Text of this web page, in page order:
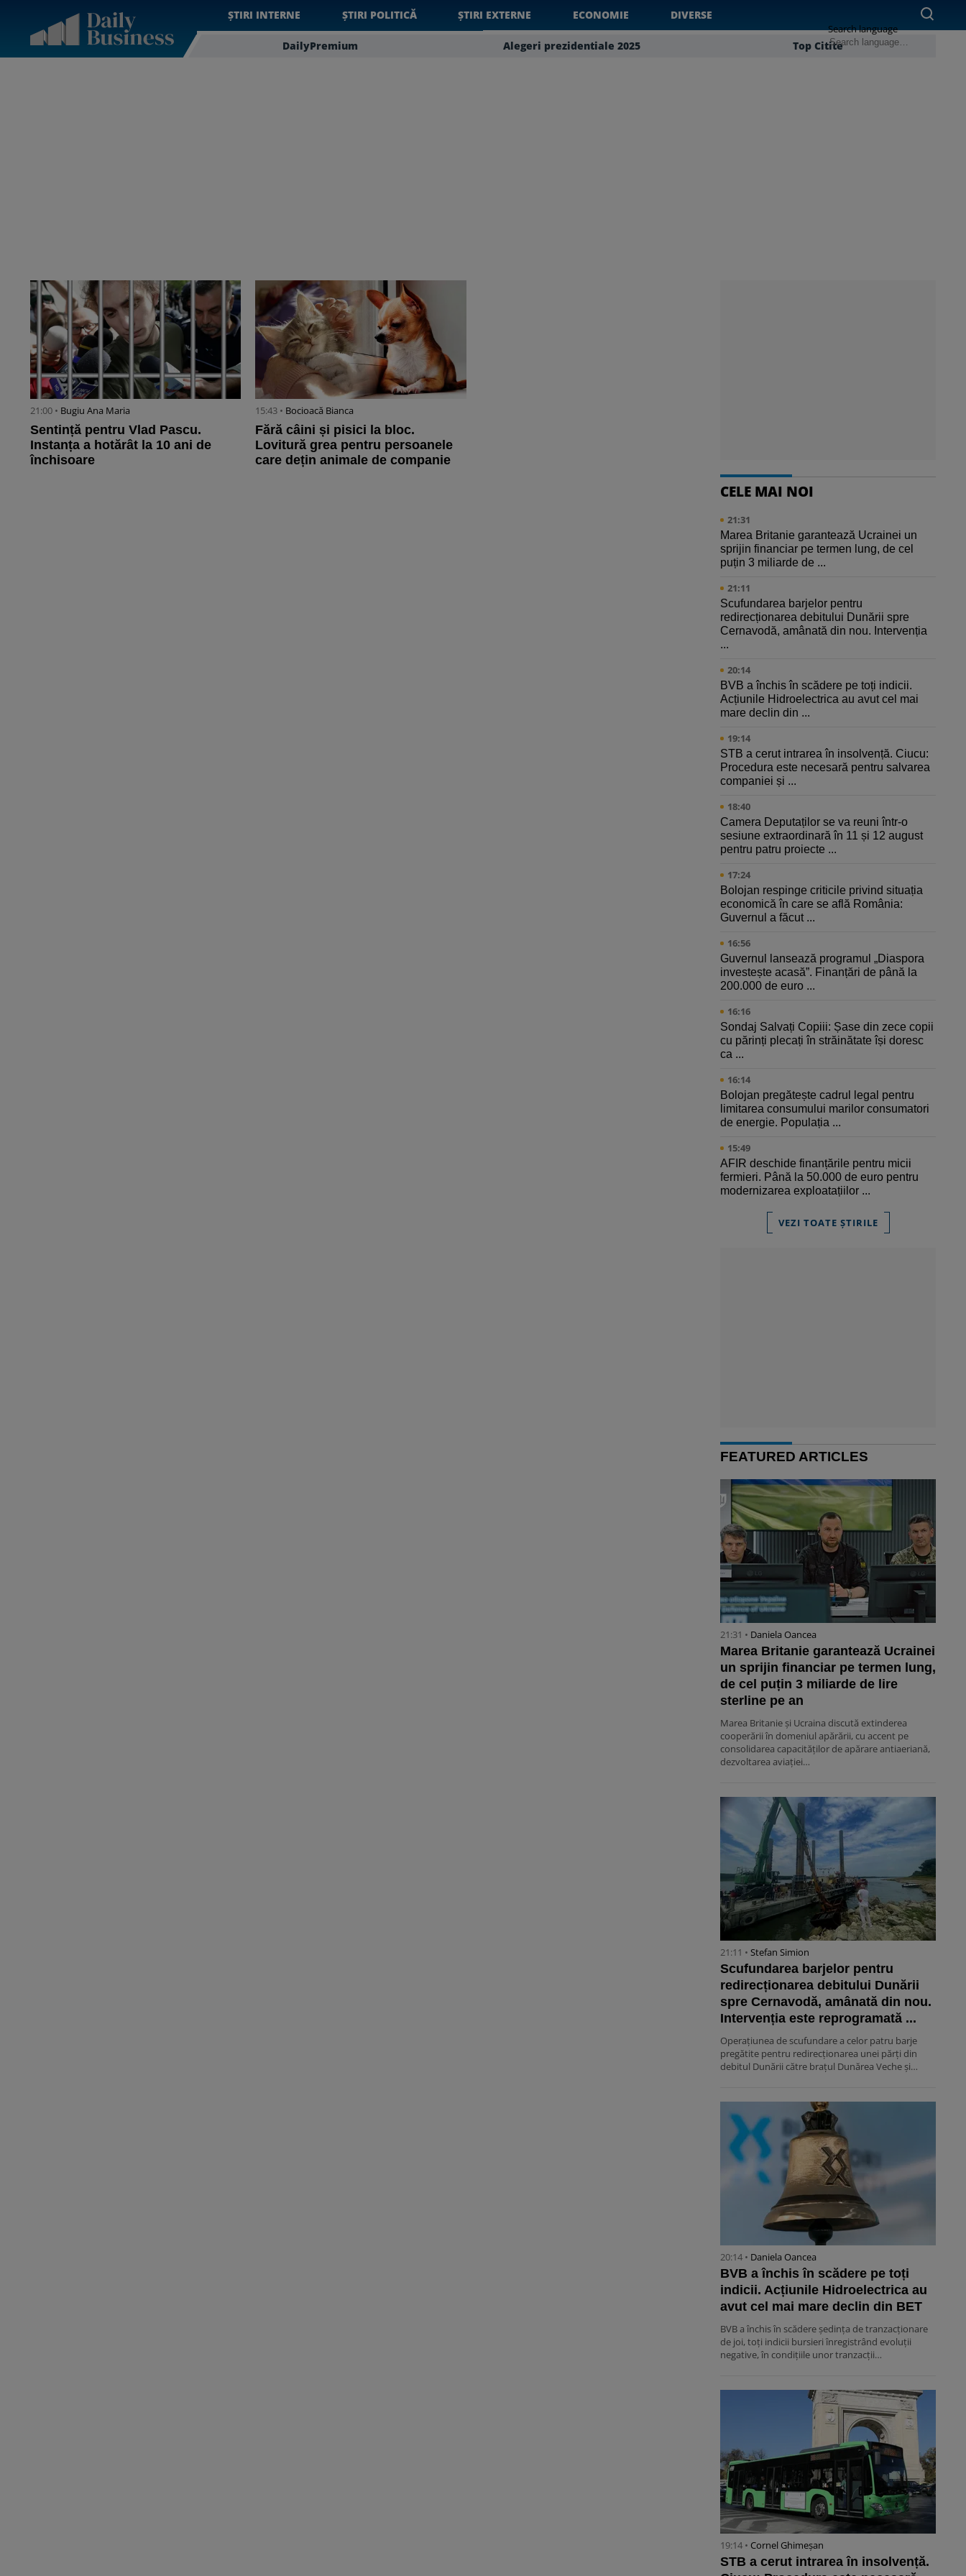
ȘTIRI INTERNE ȘTIRI POLITICĂ ȘTIRI EXTERNE ECONOMIE DIVERSE
DailyPremium Alegeri prezidentiale 2025 Top Citite
Search language
21:00 • Bugiu ⁠Ana Maria
Sentință pentru Vlad Pascu.
Instanța a hotărât la 10 ani de
închisoare
15:43 • Bocioacă Bianca
Fără câini și pisici la bloc.
Lovitură grea pentru persoanele
care dețin animale de companie
CELE MAI NOI
21:31
Marea Britanie garantează Ucrainei un
sprijin financiar pe termen lung, de cel
puțin 3 miliarde de ...
21:11
Scufundarea barjelor pentru
redirecționarea debitului Dunării spre
Cernavodă, amânată din nou. Intervenția
...
20:14
BVB a închis în scădere pe toți indicii.
Acțiunile Hidroelectrica au avut cel mai
mare declin din ...
19:14
STB a cerut intrarea în insolvență. Ciucu:
Procedura este necesară pentru salvarea
companiei și ...
18:40
Camera Deputaților se va reuni într-o
sesiune extraordinară în 11 și 12 august
pentru patru proiecte ...
17:24
Bolojan respinge criticile privind situația
economică în care se află România:
Guvernul a făcut ...
16:56
Guvernul lansează programul „Diaspora
investește acasă”. Finanțări de până la
200.000 de euro ...
16:16
Sondaj Salvați Copiii: Șase din zece copii
cu părinți plecați în străinătate își doresc
ca ...
16:14
Bolojan pregătește cadrul legal pentru
limitarea consumului marilor consumatori
de energie. Populația ...
15:49
AFIR deschide finanțările pentru micii
fermieri. Până la 50.000 de euro pentru
modernizarea exploatațiilor ...
VEZI TOATE ȘTIRILE
FEATURED ARTICLES
21:31 • Daniela Oancea
Marea Britanie garantează Ucrainei
un sprijin financiar pe termen lung,
de cel puțin 3 miliarde de lire
sterline pe an
Marea Britanie și Ucraina discută extinderea
cooperării în domeniul apărării, cu accent pe
consolidarea capacităților de apărare antiaeriană,
dezvoltarea aviației…
21:11 • Stefan Simion
Scufundarea barjelor pentru
redirecționarea debitului Dunării
spre Cernavodă, amânată din nou.
Intervenția este reprogramată ...
Operațiunea de scufundare a celor patru barje
pregătite pentru redirecționarea unei părți din
debitul Dunării către brațul Dunărea Veche și…
20:14 • Daniela Oancea
BVB a închis în scădere pe toți
indicii. Acțiunile Hidroelectrica au
avut cel mai mare declin din BET
BVB a închis în scădere ședința de tranzacționare
de joi, toți indicii bursieri înregistrând evoluții
negative, în condițiile unor tranzacții…
19:14 • Cornel Ghimeșan
STB a cerut intrarea în insolvență.